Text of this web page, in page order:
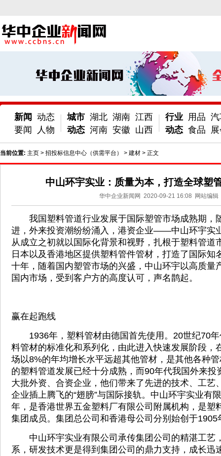
新闻
要闻
动态
人物
城市
动态
湖北 湖南 江西
河南 安徽 山西
行业
动态
用品
食品
当前位置: 主页 > 招投标信息中心（供需平台） > 建材 > 正文
中山环宇实业：质量为本，打造全球塑
华中企业新闻网 2020-09-21 16:08 网站编辑
我国塑料管道行业发展于国际塑管市场成熟期，
进，外来投资潮纷纷涌入，港资企业——中山环宇实
从成立之初就以国际化背景和视野，扎根于塑料管道
日本以及香港地区提供塑料管件管材，打造了国际
十年，随着国内塑管市场的兴盛，中山环宇以高质量
国内市场，受到客户方的高度认可，声名鹊起。
赢在起跑线
1936年，塑料管材由德国首先使用。20世纪70年
料管材的标准化和系列化，由此进入快速发展阶段，
场以8%的年均增长水平远超其他管材，是其他各种
的塑料管道发展已经十分成熟，而90年代我国外来投
大批外资、合资企业，他们带来了先进的技术、工艺
企业插上腾飞的“翅膀”与国际接轨。中山环宇实业有
年，是香港世界五金塑料厂有限公司附属机构，是塑
集团成员。集团总公司和香港母公司分别始创于1905
中山环宇实业有限公司承传集团公司的精湛工艺
系，研发技术更是得到集团公司的鼎力支持，成长迅